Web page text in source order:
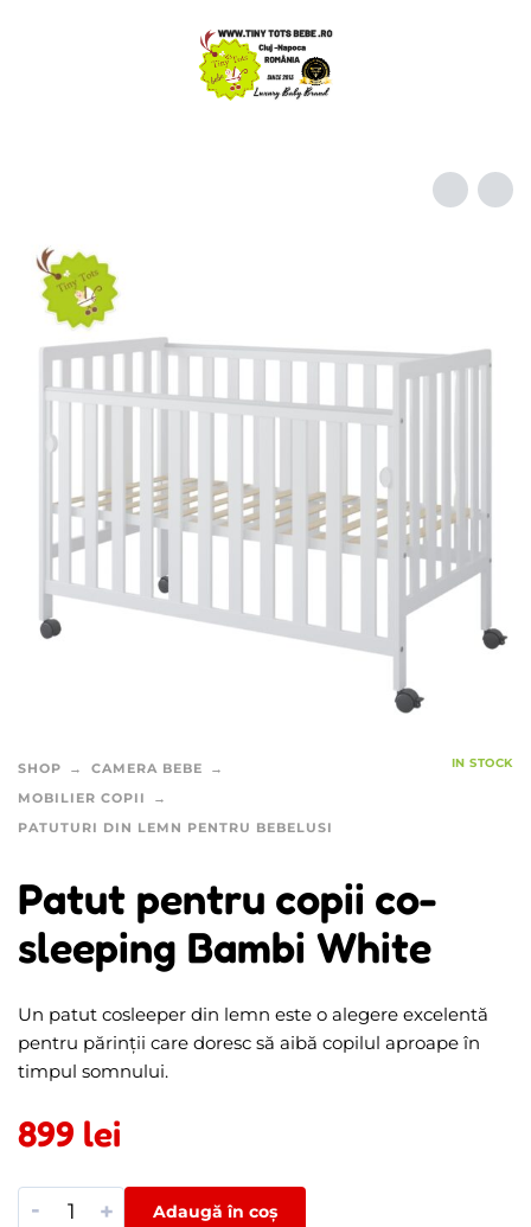
SHOP
CAMERA BEBE
MOBILIER COPII
PATUTURI DIN LEMN PENTRU BEBELUSI
IN STOCK
Patut pentru copii co-
sleeping Bambi White
Un patut cosleeper din lemn este o alegere excelentă
pentru părinții care doresc să aibă copilul aproape în
timpul somnului.
899 lei
- + Adaugă în coș